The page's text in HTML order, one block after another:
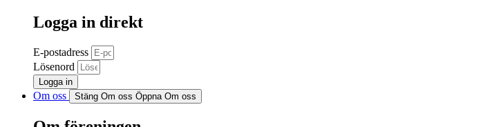
Logga in direkt
E-postadress
Lösenord
Logga in
Om oss Stäng Om oss Öppna Om oss